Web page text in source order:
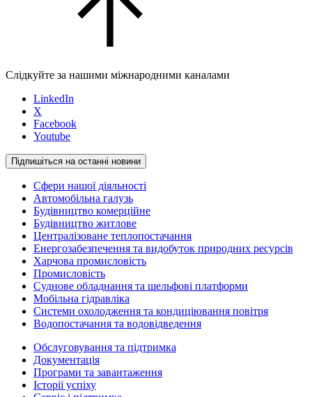
Слідкуйте за нашими міжнародними каналами
LinkedIn
X
Facebook
Youtube
Підпишіться на останні новини
Сфери нашої діяльності
Автомобільна галузь
Будівництво комерційне
Будівництво житлове
Централізоване теплопостачання
Енергозабезпечення та видобуток природних ресурсів
Харчова промисловість
Промисловість
Суднове обладнання та шельфові платформи
Мобільна гідравліка
Системи охолодження та кондиціювання повітря
Водопостачання та водовідведення
Обслуговування та підтримка
Документація
Програми та завантаження
Історії успіху